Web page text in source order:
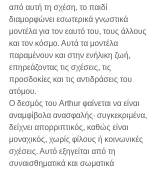
από αυτή τη σχέση, το παιδί
διαμορφώνει εσωτερικά γνωστικά
μοντέλα για τον εαυτό του, τους άλλους
και τον κόσμο. Αυτά τα μοντέλα
παραμένουν και στην ενήλικη ζωή,
επηρεάζοντας τις σχέσεις, τις
προσδοκίες και τις αντιδράσεις του
ατόμου.
Ο δεσμός του Arthur φαίνεται να είναι
αναμφίβολα ανασφαλής· συγκεκριμένα,
δείχνει απορριπτικός, καθώς είναι
μοναχικός, χωρίς φίλους ή κοινωνικές
σχέσεις. Αυτό εξηγείται από τη
συναισθηματικά και σωματικά